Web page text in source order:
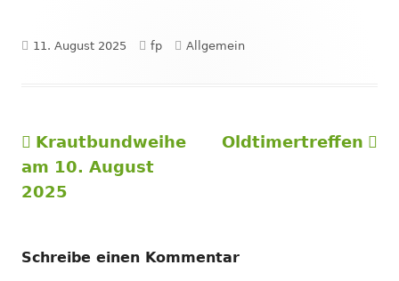
Veröffentlicht
11. August 2025 Autor
fp Kategorien
Allgemein
Beitragsnavigation
Vorheriger
Beitrag:
Krautbundweihe
am 10. August
2025
Nächster
Oldtimertreffen
Schreibe einen Kommentar